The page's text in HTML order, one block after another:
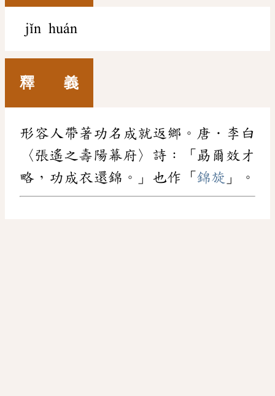
jǐn huán
釋 義
形容人帶著功名成就返鄉。唐．李白
〈張遙之壽陽幕府〉詩：「勗爾效才
略，功成衣還錦。」也作「 錦旋 」。